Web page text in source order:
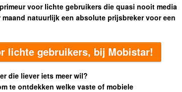
voor lichte gebruikers die quasi nooit media
natuurlijk een absolute prijsbreker voor een
lichte gebruikers, bij Mobistar!
die liever iets meer wil?
te ontdekken welke vaste of mobiele